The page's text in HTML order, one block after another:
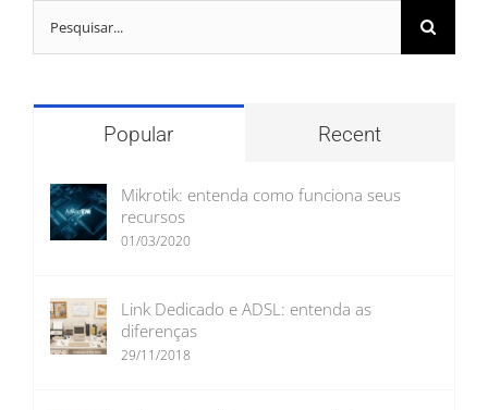
Popular Recent
Mikrotik: entenda como funciona seus
recursos
01/03/2020
Link Dedicado e ADSL: entenda as
diferenças
29/11/2018